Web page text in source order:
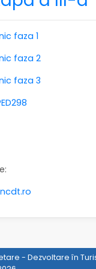
faza 1
faza 2
faza 3
- Dezvoltare în